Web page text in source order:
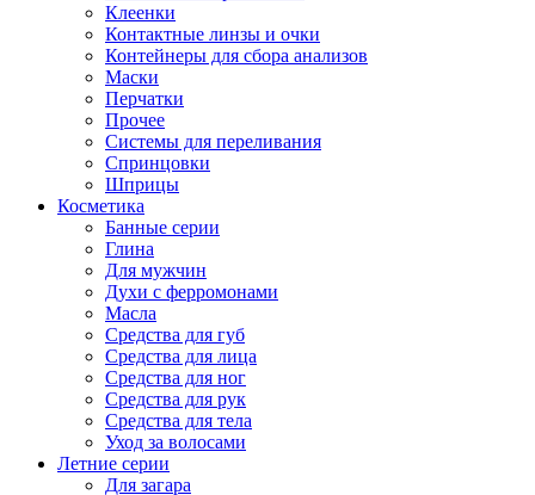
Клеенки
Контактные линзы и очки
Контейнеры для сбора анализов
Маски
Перчатки
Прочее
Системы для переливания
Спринцовки
Шприцы
Косметика
Банные серии
Глина
Для мужчин
Духи с ферромонами
Масла
Средства для губ
Средства для лица
Средства для ног
Средства для рук
Средства для тела
Уход за волосами
Летние серии
Для загара